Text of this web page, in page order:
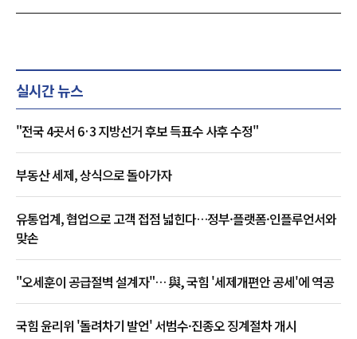
실시간 뉴스
"전국 4곳서 6·3 지방선거 후보 득표수 사후 수정"
부동산 세제, 상식으로 돌아가자
유통업계, 협업으로 고객 접점 넓힌다…정부·플랫폼·인플루언서와
맞손
"오세훈이 공급절벽 설계자"… 與, 국힘 '세제개편안 공세'에 역공
국힘 윤리위 '돌려차기 발언' 서범수·진종오 징계절차 개시